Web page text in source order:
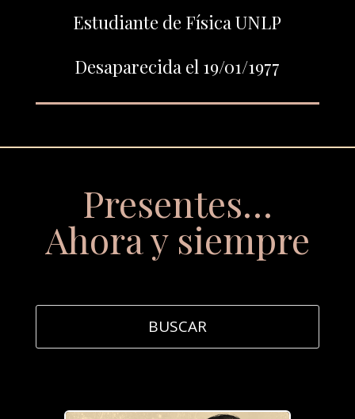
Estudiante de Física UNLP
Desaparecida el 19/01/1977
Presentes…
Ahora y siempre